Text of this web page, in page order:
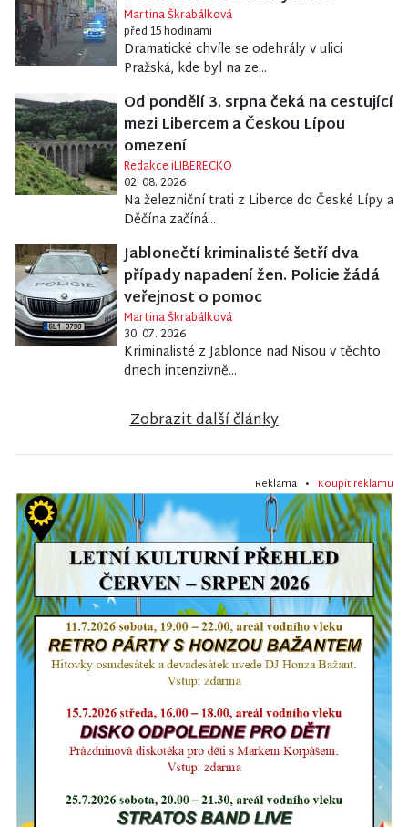
Martina Škrabálková
před 15 hodinami
Dramatické chvíle se odehrály v ulici
Pražská, kde byl na ze...
Od pondělí 3. srpna čeká na cestující
mezi Libercem a Českou Lípou
omezení
Redakce iLIBERECKO
02. 08. 2026
Na železniční trati z Liberce do České Lípy a
Děčína začíná...
Jablonečtí kriminalisté šetří dva
případy napadení žen. Policie žádá
veřejnost o pomoc
Martina Škrabálková
30. 07. 2026
Kriminalisté z Jablonce nad Nisou v těchto
dnech intenzivně...
Zobrazit další články
Reklama • Koupit reklamu